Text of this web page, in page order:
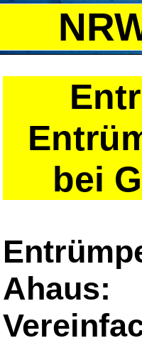
bei
Ahaus: